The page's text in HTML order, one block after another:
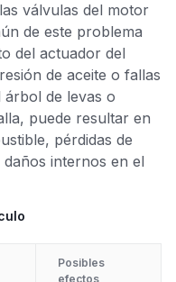
válvulas del motor
de este problema
del actuador del
de aceite o fallas
árbol de levas o
puede resultar en
pérdidas de
internos en el
Posibles
efectos